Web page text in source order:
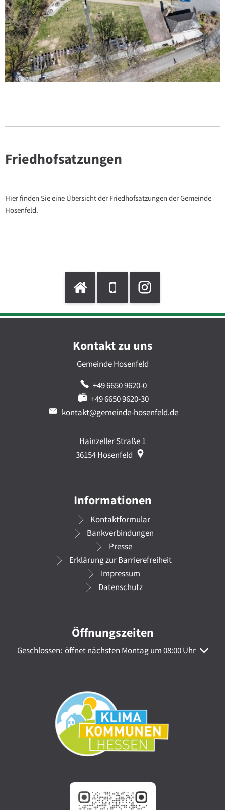
Friedhofsatzungen
Hier finden Sie eine Übersicht der Friedhofsatzungen der Gemeinde
Hosenfeld.
Kontakt zu uns
Gemeinde Hosenfeld
+49 6650 9620-0
+49 6650 9620-30
kontakt@gemeinde-hosenfeld.de
Hainzeller Straße 1
36154Hosenfeld
Informationen
Kontaktformular
Bankverbindungen
Presse
Erklärung zur Barrierefreiheit
Impressum
Datenschutz
Öffnungszeiten
Klicken, um weitere Öffnungs- oder Schließzeiten
Geschlossen: öffnet nächsten Montag um 08:00 Uhr